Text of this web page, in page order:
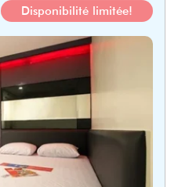
Disponibilité limitée!